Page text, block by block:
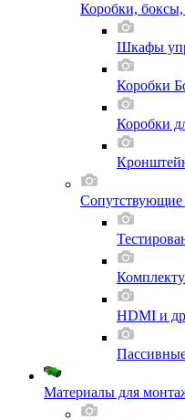
Коробки,
Шкафы
Коробки
Коробки
Сопутствующие
HDMI и
Материалы для